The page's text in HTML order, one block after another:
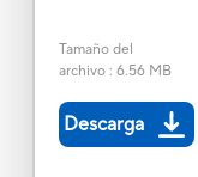
Tamaño del
archivo: 6.56 MB
Descarga